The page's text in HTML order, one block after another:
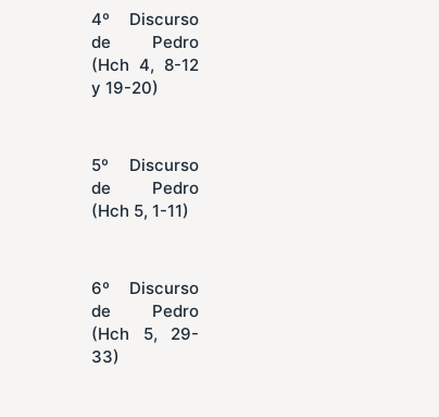
4º Discurso
de Pedro
(Hch 4, 8-12
y 19-20)
5º Discurso
de Pedro
(Hch 5, 1-11)
6º Discurso
de Pedro
(Hch 5, 29-
33)